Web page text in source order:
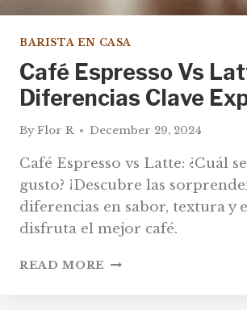
BARISTA EN CASA
Café Espresso Vs
Diferencias Clave
ByFlor R December 29, 2024
Café Espresso vs Latte: ¿Cuál
gusto? ¡Descubre las
diferencias en sabor, textura y
disfruta el mejor café.
READ MORE CAFÉ